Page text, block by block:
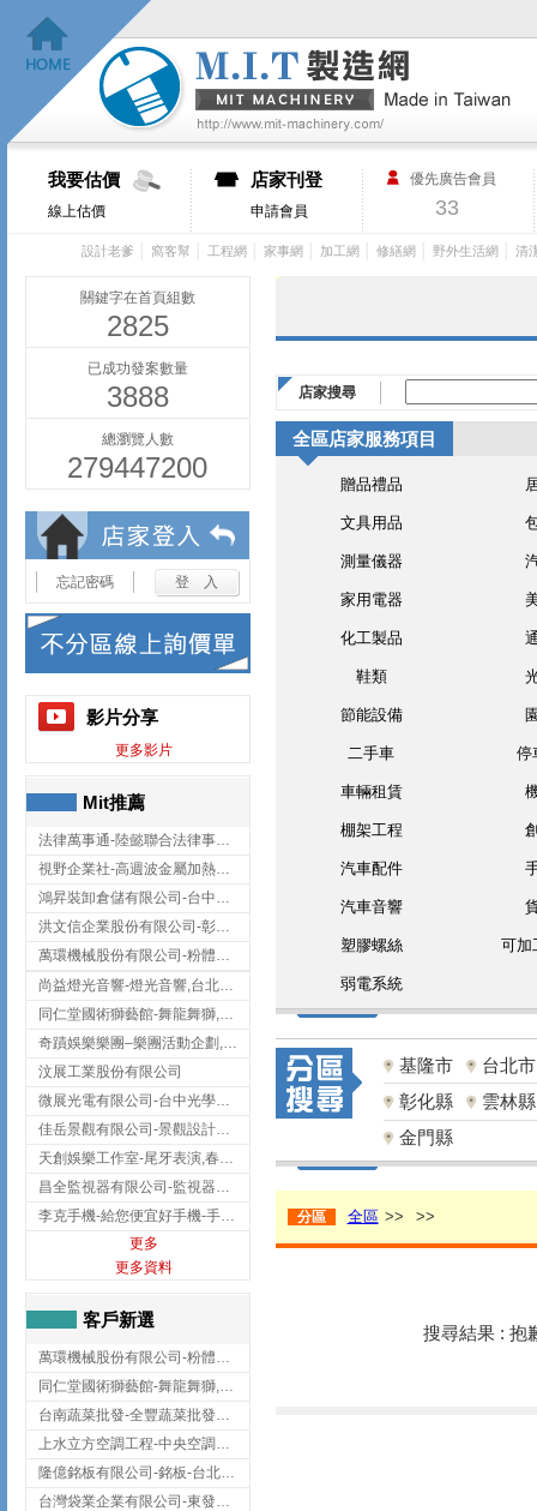
我要估價
線上估價
店家刊登
申請會員
優先廣告會員
33
設計老爹 窩客幫 工程網 家事網 加工網 修繕網 野外生活網 清
關鍵字在首頁組數
2825
已成功發案數量
3888
總瀏覽人數
279447200
忘記密碼
影片分享
更多影片
Mit推薦
法律萬事通-陸懿聯合法律事務所
視野企業社-高週波金屬加熱設備,彰化高週波金屬加熱設備
鴻昇裝卸倉儲有限公司-台中貨櫃裝卸
洪文信企業股份有限公司-彰化鋅合金鑄造,彰化五金加工,彰化五金配件
萬環機械股份有限公司-粉體塗裝設備,輸送機,輸送機設備,台南輸送機
尚益燈光音響-燈光音響,台北燈光音響,台北燈光音響出租
同仁堂國術獅藝館-舞龍舞獅,台中舞龍舞獅
奇蹟娛樂樂團–樂團活動企劃,台中樂團表演,台中婚禮樂團
汶展工業股份有限公司
微展光電有限公司-台中光學鍍膜,optical filter taiwan,台灣光學鍍膜
佳岳景觀有限公司-景觀設計公司,台北景觀設計,台北景觀工程,中山區景觀設計
天創娛樂工作室-尾牙表演,春酒表演,板橋尾牙表演
昌全監視器有限公司-監視器安裝,高雄監視器安裝,鳳山區監視器安裝
李克手機-給您便宜好手機-手機收購,屏東手機收購
更多
更多資料
客戶新選
萬環機械股份有限公司-粉體塗裝設備,輸送機,輸送機設備,台南輸送機
同仁堂國術獅藝館-舞龍舞獅,台中舞龍舞獅
台南蔬菜批發-全豐蔬菜批發專送/台南蔬菜箱宅配到府
上水立方空調工程-中央空調規劃,台北中央空調規劃
隆億銘板有限公司-銘板-台北銘板-板橋銘板
台灣袋業企業有限公司-東發企業社/台中太空袋/太空包
店家搜尋
全區店家服務項目
贈品禮品
文具用品
測量儀器
家用電器
化工製品
鞋類
節能設備
二手車 停
車輛租賃
棚架工程
汽車配件
汽車音響
塑膠螺絲 可加
弱電系統
基隆市
台北市
彰化縣
雲林縣
金門縣
分區 全區 >> >>
搜尋結果 : 抱